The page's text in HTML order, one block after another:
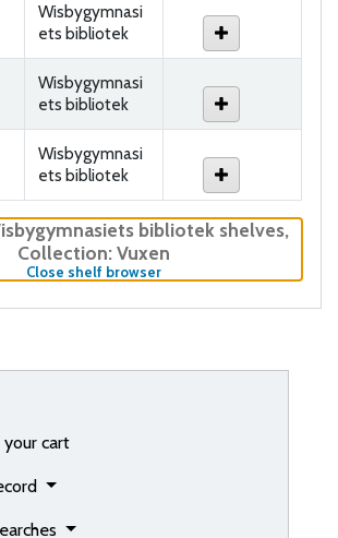
Wisbygymnasi
ets bibliotek
Wisbygymnasi
ets bibliotek
Wisbygymnasi
ets bibliotek
bibliotek shelves,
Collection: Vuxen
Close shelf browser(Hides shelf browser)
cart